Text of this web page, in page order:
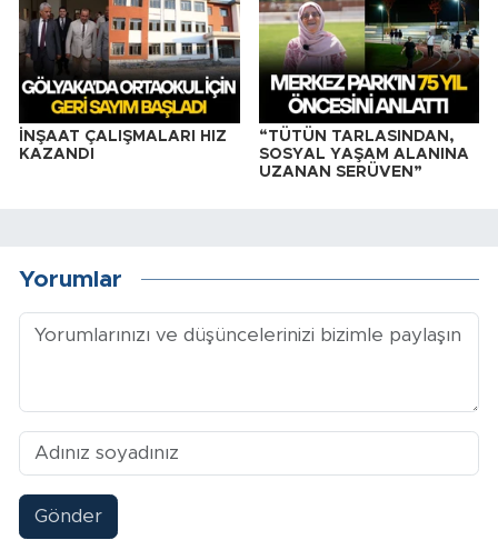
İNŞAAT ÇALIŞMALARI HIZ
KAZANDI
“TÜTÜN TARLASINDAN,
SOSYAL YAŞAM ALANINA
UZANAN SERÜVEN”
Yorumlar
Gönder